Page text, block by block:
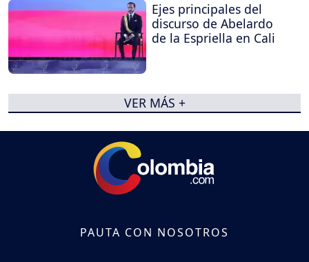
Ejes principales del
discurso de Abelardo
de la Espriella en Cali
VER MÁS +
PAUTA CON NOSOTROS